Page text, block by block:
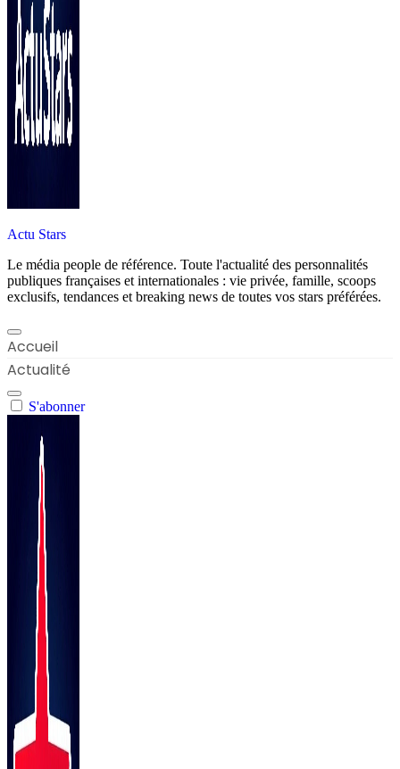
Actu Stars
Le média people de référence. Toute l'actualité des personnalités
publiques françaises et internationales : vie privée, famille, scoops
exclusifs, tendances et breaking news de toutes vos stars préférées.
Accueil
Actualité
S'abonner